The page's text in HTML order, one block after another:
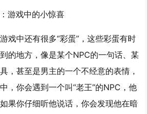
游戏中的小惊喜
戏中还有很多“彩蛋”，这些彩蛋有时
的地方，像是某个NPC的一句话、某
，甚至是男主的一个不经意的表情，
，你会遇到一个叫“老王”的NPC，他
果你仔细听他说话，你会发现他在暗